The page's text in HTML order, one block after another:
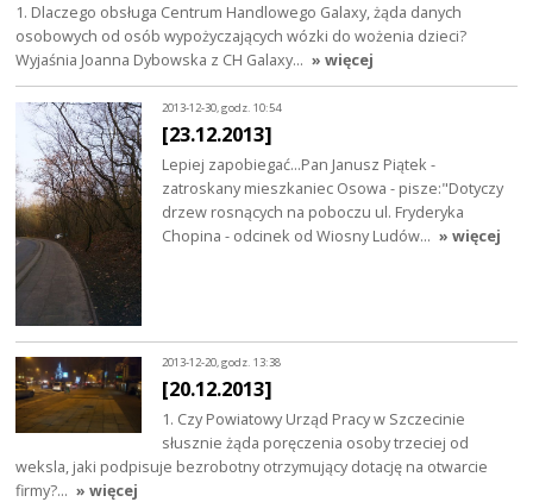
1. Dlaczego obsługa Centrum Handlowego Galaxy, żąda danych
osobowych od osób wypożyczających wózki do wożenia dzieci?
Wyjaśnia Joanna Dybowska z CH Galaxy… » więcej
2013-12-30, godz. 10:54
[23.12.2013]
Lepiej zapobiegać...Pan Janusz Piątek -
zatroskany mieszkaniec Osowa - pisze:"Dotyczy
drzew rosnących na poboczu ul. Fryderyka
Chopina - odcinek od Wiosny Ludów… » więcej
2013-12-20, godz. 13:38
[20.12.2013]
1. Czy Powiatowy Urząd Pracy w Szczecinie
słusznie żąda poręczenia osoby trzeciej od
weksla, jaki podpisuje bezrobotny otrzymujący dotację na otwarcie
firmy?… » więcej